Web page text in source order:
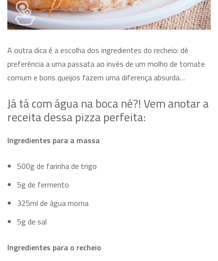
A outra dica é a escolha dos ingredientes do recheio: dê
preferência a uma passata ao invés de um molho de tomate
comum e bons queijos fazem uma diferença absurda…
Já tá com água na boca né?! Vem anotar a
receita dessa pizza perfeita:
Ingredientes para a massa
500g de farinha de trigo
5g de fermento
325ml de água morna
5g de sal
Ingredientes para o recheio